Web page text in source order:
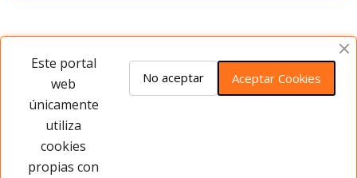
Opiniones del producto
Este producto no tiene opiniones ¡Sé
Este portal
web
únicamente
utiliza
cookies
propias con
Aceptar Cookies
No aceptar